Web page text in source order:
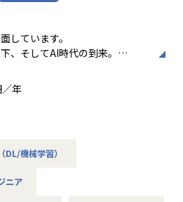
ご自身の課題解決力を試したい
業界でDXが圧倒的に進んだ会社
のご応募をお待ちしておりま
盤のモダナイズを通じて、デー
整備や可視化を行える環境があ
しています。
、そしてAI時代の到来。
プラットフォームを開発してい
理的思考力の低下）
年
DL/機械学習）
ニア